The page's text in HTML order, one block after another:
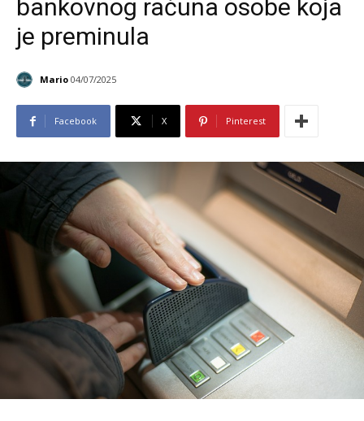
bankovnog računa osobe koja
je preminula
Mario 04/07/2025
Facebook X Pinterest